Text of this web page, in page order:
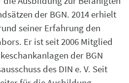
der BGN. 2014 erhielt
seiner Erfahrung den
Er ist seit 2006 Mitglied
der BGN
des DIN e. V. Seit